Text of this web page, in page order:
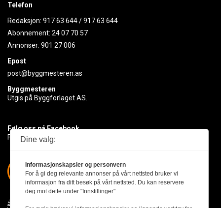
Telefon
Redaksjon: 917 63 644/917 63 644
Abonnement: 24 07 70 57
Annonser: 901 27 006
Epost
post@byggmesteren.as
Byggmesteren
Utgis på Byggforlaget AS.
Følg oss på Facebook
Få med deg det siste innen byggebransjen
Dine valg:
Informasjonskapsler og personvern
For å gi deg relevante annonser på vårt nettsted bruker vi
informasjon fra ditt besøk på vårt nettsted. Du kan reservere
deg mot dette under "Innstillinger".